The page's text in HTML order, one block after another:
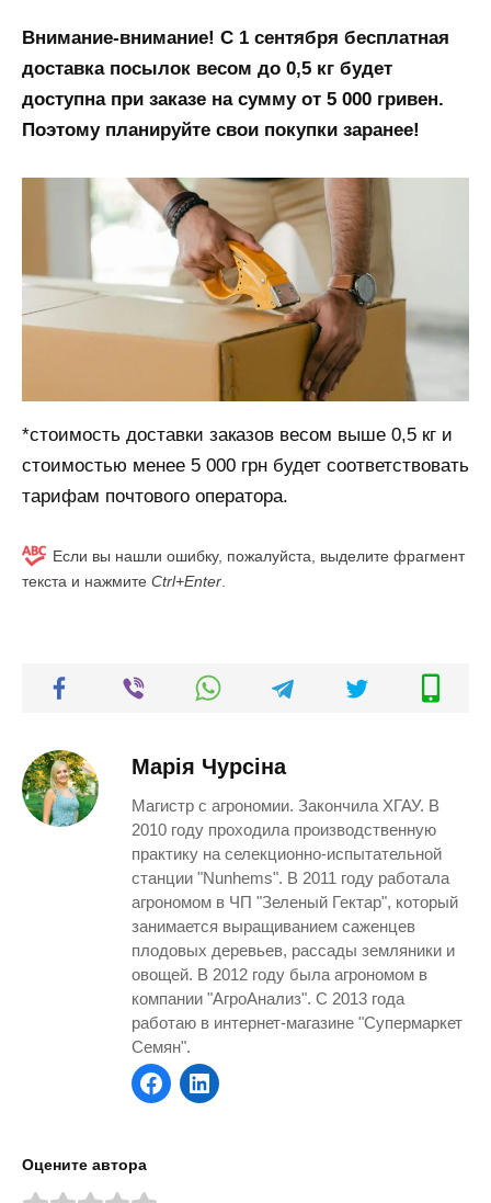
Внимание-внимание! С 1 сентября бесплатная
доставка посылок весом до 0,5 кг будет
доступна при заказе на сумму от 5 000 гривен.
Поэтому планируйте свои покупки заранее!
*стоимость доставки заказов весом выше 0,5 кг и
стоимостью менее 5 000 грн будет соответствовать
тарифам почтового оператора.
Если вы нашли ошибку, пожалуйста, выделите фрагмент
текста и нажмите Ctrl+Enter.
Марія Чурсіна
Магистр с агрономии. Закончила ХГАУ. В
2010 году проходила производственную
практику на селекционно-испытательной
станции "Nunhems". В 2011 году работала
агрономом в ЧП "Зеленый Гектар", который
занимается выращиванием саженцев
плодовых деревьев, рассады земляники и
овощей. В 2012 году была агрономом в
компании "АгроАнализ". С 2013 года
работаю в интернет-магазине "Супермаркет
Семян".
Оцените автора